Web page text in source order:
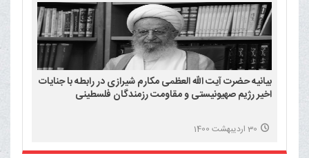
بیانیه حضرت آیت الله العظمی مکارم شیرازی در رابطه با جنایات
اخیر رژیم صهیونیستی و مقاومت رزمندگان فلسطینی
30 اردیبهشت 1400